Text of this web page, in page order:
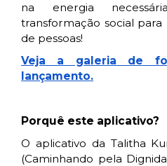
na energia
transformação social
de pessoas!
Veja a galeria de
lançamento.
Porquê este aplicativo?
O aplicativo da Talitha
(Caminhando pela